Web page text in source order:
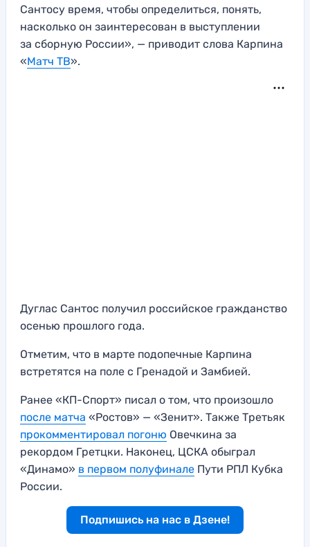
Сантосу время, чтобы определиться, понять,
насколько он заинтересован в выступлении
за сборную России», — приводит слова Карпина
«Матч ТВ».
Дуглас Сантос получил российское гражданство
осенью прошлого года.
Отметим, что в марте подопечные Карпина
встретятся на поле с Гренадой и Замбией.
Ранее «КП-Спорт» писал о том, что произошло
после матча «Ростов» — «Зенит». Также Третьяк
прокомментировал погоню Овечкина за
рекордом Гретцки. Наконец, ЦСКА обыграл
«Динамо» в первом полуфинале Пути РПЛ Кубка
России.
Подпишись на нас в Дзене!